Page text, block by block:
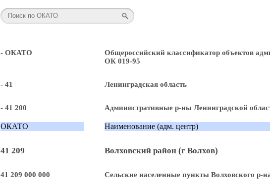
- ОКАТО
Общероссийский классификатор объектов
ОК 019-95
- 41 Ленинградская область
- 41 200 Административные р-ны Ленинградской
ОКАТО Наименование (адм. центр)
41 209 Волховский район (г Волхов)
41 209 000 000 Сельские населенные пункты Волховского р-